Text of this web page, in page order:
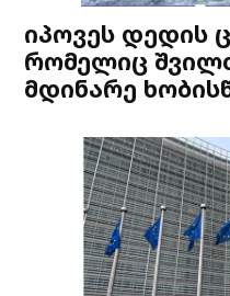
იპოვეს დედის
რომელიც
მდინარე